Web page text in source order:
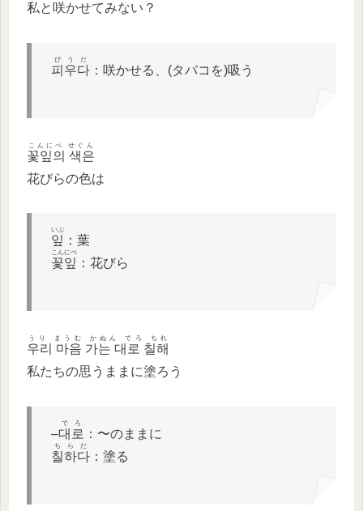
私と咲かせてみない？
피우다
ぴうだ
：咲かせる、(タバコを)吸う
꽃잎의 색은
こんにぺ せぐん
花びらの色は
잎
いぷ
：葉
꽃잎
こんにぺ
：花びら
우리 마음 가는 대로 칠해
うり まうむ かぬん でろ ちれ
私たちの思うままに塗ろう
–대로
でろ
：〜のままに
칠하다
ちらだ
：塗る